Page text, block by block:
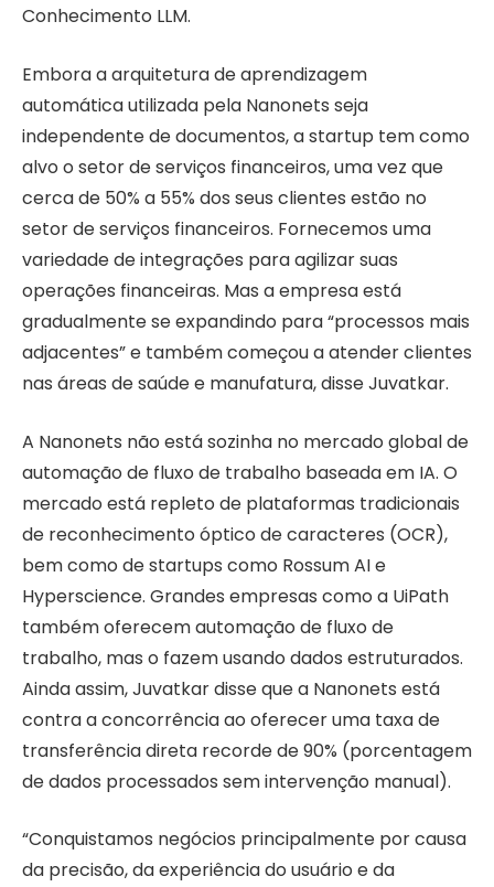
Conhecimento LLM.
Embora a arquitetura de aprendizagem
automática utilizada pela Nanonets seja
independente de documentos, a startup tem como
alvo o setor de serviços financeiros, uma vez que
cerca de 50% a 55% dos seus clientes estão no
setor de serviços financeiros. Fornecemos uma
variedade de integrações para agilizar suas
operações financeiras. Mas a empresa está
gradualmente se expandindo para “processos mais
adjacentes” e também começou a atender clientes
nas áreas de saúde e manufatura, disse Juvatkar.
A Nanonets não está sozinha no mercado global de
automação de fluxo de trabalho baseada em IA. O
mercado está repleto de plataformas tradicionais
de reconhecimento óptico de caracteres (OCR),
bem como de startups como Rossum AI e
Hyperscience. Grandes empresas como a UiPath
também oferecem automação de fluxo de
trabalho, mas o fazem usando dados estruturados.
Ainda assim, Juvatkar disse que a Nanonets está
contra a concorrência ao oferecer uma taxa de
transferência direta recorde de 90% (porcentagem
de dados processados ​​sem intervenção manual).
“Conquistamos negócios principalmente por causa
da precisão, da experiência do usuário e da